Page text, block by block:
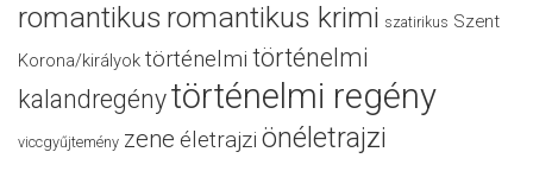
romantikus romantikus krimi szatirikus Szent
Korona/királyok történelmi történelmi
kalandregénytörténelmi regény
viccgyűjtemény zene életrajzi önéletrajzi